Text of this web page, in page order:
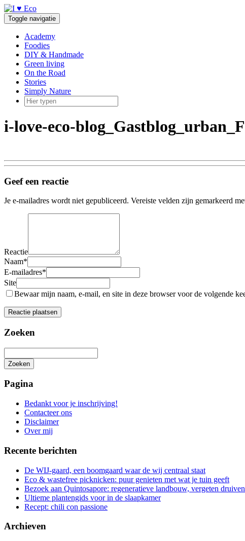
Doorgaan
naar
inhoud
Toggle navigatie
Academy
Foodies
DIY & Handmade
Green living
On the Road
Stories
Simply Nature
i-love-eco-
Geef een reactie
Je e-mailadres wordt niet gepubliceerd. Vereiste velden zijn gemarkeerd
Reactie
Naam*
E-mailadres*
Site
Bewaar mijn naam, e-mail, en site in deze browser voor de volgende
Zoeken
Zoeken
zoeken
Pagina
Bedankt voor je inschrijving!
Contacteer ons
Disclaimer
Over mij
Recente berichten
De WIJ-gaard, een boomgaard waar de wij centraal staat
Eco & wastefree picknicken: puur genieten met wat je tuin geeft
Bezoek aan Quintosapore: regeneratieve landbouw, vergeten
Ultieme plantengids voor in de slaapkamer
Recept: chili con passione
Archieven